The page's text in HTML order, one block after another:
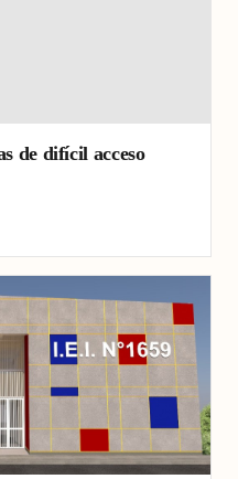
de difícil acceso